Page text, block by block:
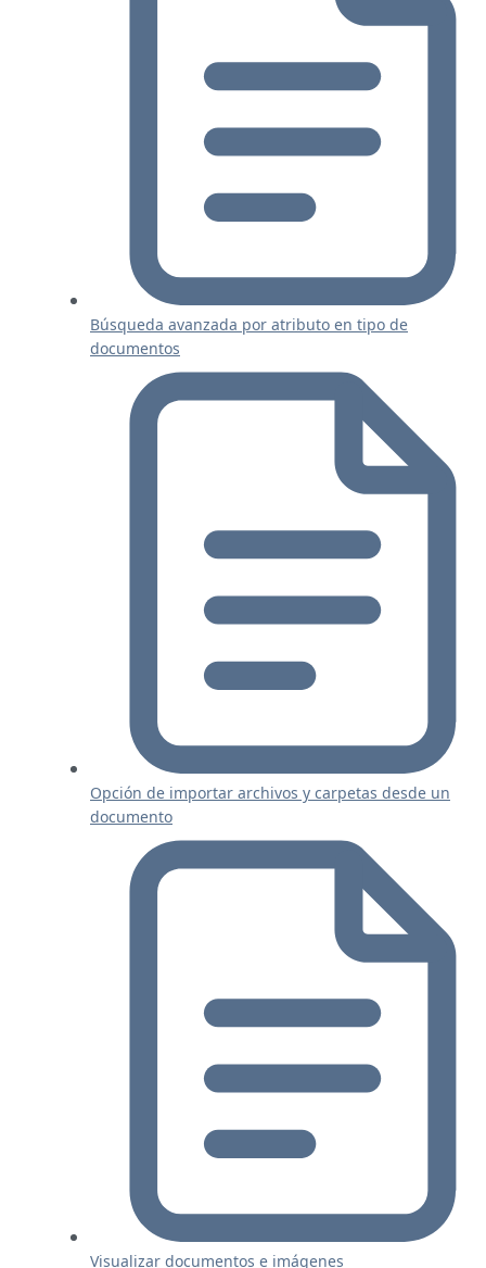
Búsqueda avanzada por atributo en tipo de
documentos
Opción de importar archivos y carpetas desde un
documento
Visualizar documentos e imágenes